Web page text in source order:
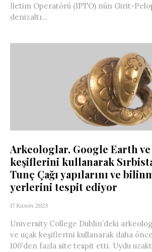
İletim Operatörü (IPTO) nün Girit-
denizaltı...
Arkeologlar, Google Earth
keşiflerini kullanarak
Tunç Çağı yapılarını ve
yerlerini tespit ediyor
17 Kasım 2023
University College Dublin’deki
ve uçak keşiflerini kullanarak daha
100’den fazla site tespit etti. Uydu